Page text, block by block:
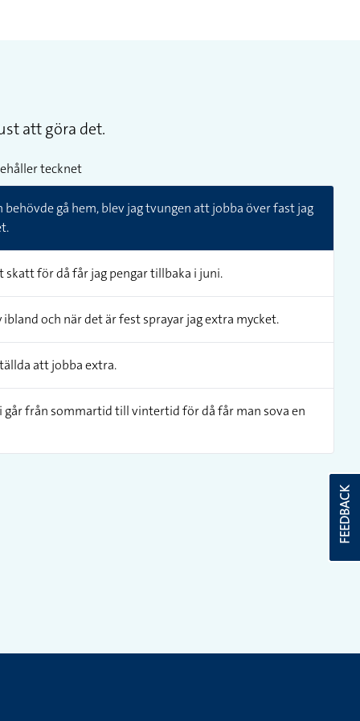
att göra det.
tecknet
behövde gå hem, blev jag tvungen att jobba över fast jag
skatt för då får jag pengar tillbaka i juni.
och när det är fest sprayar jag extra mycket.
att jobba extra.
går från sommartid till vintertid för då får man sova en
FEEDBACK